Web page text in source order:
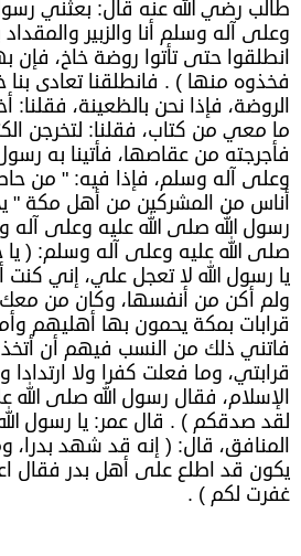
طالب رضي الله عنه قال: بعثني
وعلى آله وسلم أنا والزبير
انطلقوا حتى تأتوا روضة خاخ،
فخذوه منها ) . فانطلقنا تعادى بنا
الروضة، فإذا نحن بالظعينة، فقلنا:
ما معي من كتاب، فقلنا: لتخرجن
فأجرجته من عقاصها، فأتينا به
وعلى آله وسلم، فإذا فيه: " من
أناس من المشركين من أهل مكة "
رسول الله صلى الله عليه وعلى
صلى الله عليه وعلى آله وسلم: (
يا رسول الله لا تعجل علي، إني
ولم أكن من أنفسها، وكان من
قرابات بمكة يحمون بها أهليهم
فاتني ذلك من النسب فيهم أن
قرابتي، وما فعلت كفرا ولا ارتدادا
الإسلام، فقال رسول الله صلى
لقد صدقكم ) . قال عمر: يا رسول
المنافق، قال: ( إنه قد شهد بدرا،
يكون قد اطلع على أهل بدر فقال
غفرت لكم ) .